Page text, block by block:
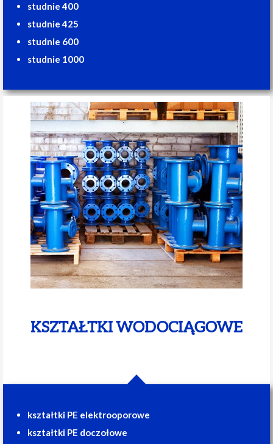
studnie 400
studnie 425
studnie 600
studnie 1000
KSZTAŁTKI WODOCIĄGOWE
kształtki PE elektrooporowe
kształtki PE doczołowe